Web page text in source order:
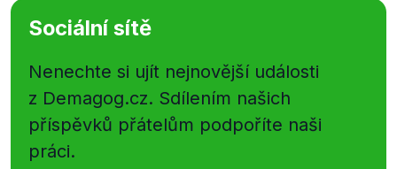
Sociální sítě
Nenechte si ujít nejnovější události
z Demagog.cz. Sdílením našich
příspěvků přátelům podpoříte naši
práci.